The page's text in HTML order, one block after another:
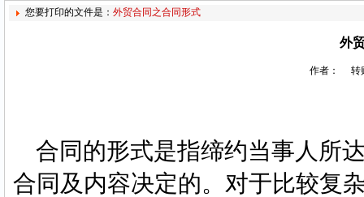
您要打印的文件是： 外贸合同之合同形式
外
作者： 转
合同的形式是指缔约当事人所
合同及内容决定的。对于比较复